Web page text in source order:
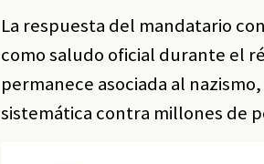
La respuesta del mandatario
como saludo oficial durante el
permanece asociada al
sistemática contra millones de